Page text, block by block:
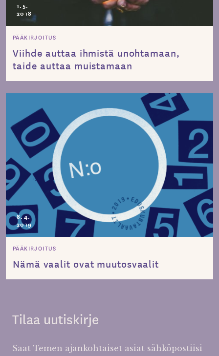
1.5.
2018
PÄÄKIRJOITUS
Viihde auttaa ihmistä unohtamaan,
taide auttaa muistamaan
8.4.
2019
PÄÄKIRJOITUS
Nämä vaalit ovat muutosvaalit
Tilaa uutiskirje
Saat Temen ajankohtaiset asiat sähköpostiisi